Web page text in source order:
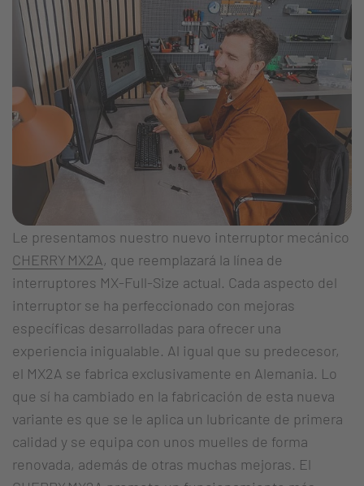
Le presentamos nuestro nuevo interruptor mecánico
CHERRY MX2A, que reemplazará la línea de
interruptores MX-Full-Size actual. Cada aspecto del
interruptor se ha perfeccionado con mejoras
específicas desarrolladas para ofrecer una
experiencia inigualable. Al igual que su predecesor,
el MX2A se fabrica exclusivamente en Alemania. Lo
que sí ha cambiado en la fabricación de esta nueva
variante es que se le aplica un lubricante de primera
calidad y se equipa con unos muelles de forma
renovada, además de otras muchas mejoras. El